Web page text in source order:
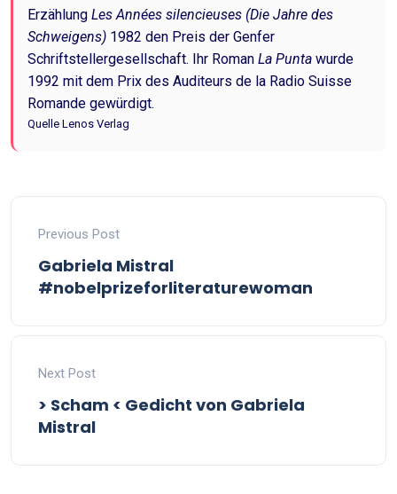
Erzählung Les Années silencieuses (Die Jahre des
Schweigens) 1982 den Preis der Genfer
Schriftstellergesellschaft. Ihr Roman La Punta wurde
1992 mit dem Prix des Auditeurs de la Radio Suisse
Romande gewürdigt.
Quelle Lenos Verlag
Previous Post
Gabriela Mistral
#nobelprizeforliteraturewoman
Next Post
> Scham < Gedicht von Gabriela
Mistral